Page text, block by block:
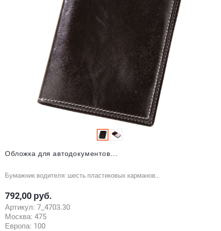
Обложка для автодокументов...
Бумажник водителя: шесть пластиковых карманов...
Цена
792,00 руб.
Артикул: 7_4703.30
Москва: 475
Европа: 100